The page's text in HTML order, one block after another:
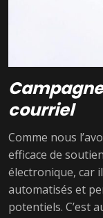
courriel
Comme nous
efficace de
électronique, car
automatisés et
potentiels. C’est